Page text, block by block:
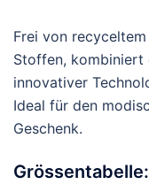
Frei von
Stoffen, kombiniert
innovativer
Ideal für den
Geschenk.
Grössentabelle: